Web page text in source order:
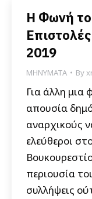
Η Φωνή
2019
ΜΗΝΥΜΑΤΑ By
Για άλλη μια
απουσία
αναρχικούς
ελεύθεροι
περιουσία
συλλήψεις